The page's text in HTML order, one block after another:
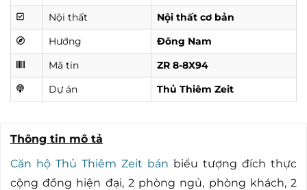
Nội thất
Nội thất cơ bản
Hướng
Đông Nam
Mã tin
ZR 8-8X94
Dự án
Thủ Thiêm Zeit
Thông tin mô tả
Căn hộ Thủ Thiêm Zeit bán biểu tượng đích thực
cộng đồng hiện đại, 2 phòng ngủ, phòng khách, 2